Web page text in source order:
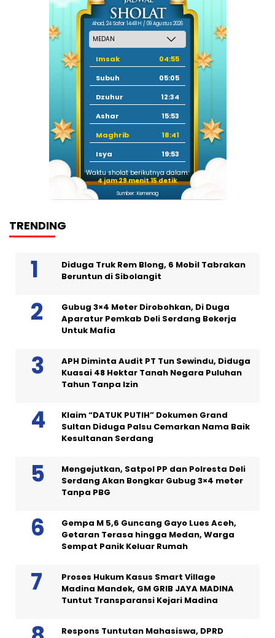
Ahad, 24 Safar 1448 H / 09 Agustus 2026
Imsak
04:55
Subuh
05:05
Dzuhur
12:34
Ashar
15:53
Maghrib
18:41
Isya
19:53
Waktu sholat berikutnya dalam:
4 jam 29 menit 14 detik
Sumber: Kemenag
TRENDING
Diduga Truk Rem Blong, 6 Mobil Tabrakan
Beruntun di Sibolangit
Gubug 3×4 Meter Dirobohkan, Di Duga
Aparatur Pemkab Deli Serdang Bekerja
Untuk Mafia
APH Diminta Audit PT Tun Sewindu, Diduga
Kuasai 48 Hektar Tanah Negara Puluhan
Tahun Tanpa Izin
Klaim “DATUK PUTIH” Dokumen Grand
Sultan Diduga Palsu Cemarkan Nama Baik
Kesultanan Serdang
Mengejutkan, Satpol PP dan Polresta Deli
Serdang Akan Bongkar Gubug 3×4 meter
Tanpa PBG
Gempa M 5,6 Guncang Gayo Lues Aceh,
Getaran Terasa hingga Medan, Warga
Sempat Panik Keluar Rumah
Proses Hukum Kasus Smart Village
Madina Mandek, GM GRIB JAYA MADINA
Tuntut Transparansi Kejari Madina
Respons Tuntutan Mahasiswa, DPRD